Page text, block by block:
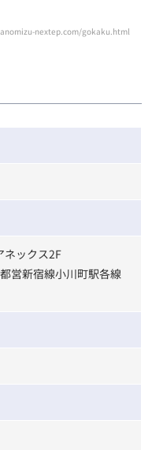
nextep.com/gokaku.html
ネックス2F
営新宿線小川町駅各線